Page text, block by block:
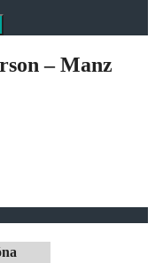
– Manz